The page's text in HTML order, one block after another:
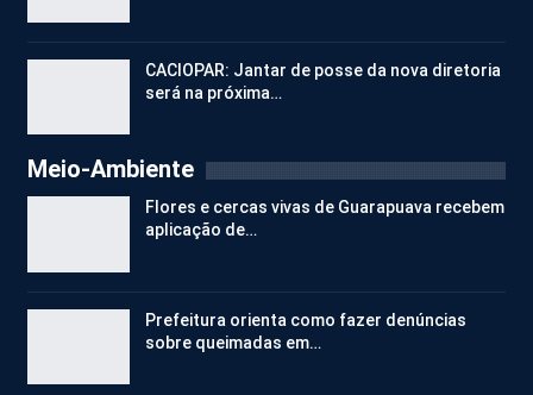
CACIOPAR: Jantar de posse da nova diretoria
será na próxima…
Meio-Ambiente
Flores e cercas vivas de Guarapuava recebem
aplicação de…
Prefeitura orienta como fazer denúncias
sobre queimadas em…